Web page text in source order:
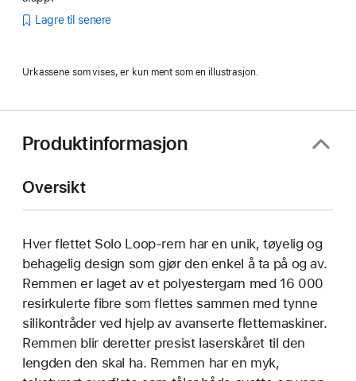
Lagre til senere
Urkassene som vises, er kun ment som en illustrasjon.
Produktinformasjon
Oversikt
Hver flettet Solo Loop-rem har en unik, tøyelig og
behagelig design som gjør den enkel å ta på og av.
Remmen er laget av et polyestergarn med 16 000
resirkulerte fibre som flettes sammen med tynne
silikontråder ved hjelp av avanserte flettemaskiner.
Remmen blir deretter presist laserskåret til den
lengden den skal ha. Remmen har en myk,